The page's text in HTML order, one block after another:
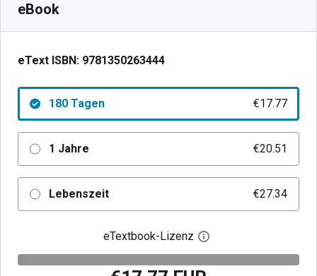
eBook
eText ISBN: 9781350263444
180 Tagen €17.77
1 Jahre €20.51
Lebenszeit €27.34
eTextbook-Lizenz Digitalen